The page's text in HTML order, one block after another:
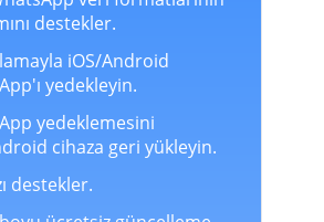
destekler.
iOS/Android
yedekleyin.
yedeklemesini
cihaza geri yükleyin.
destekler.